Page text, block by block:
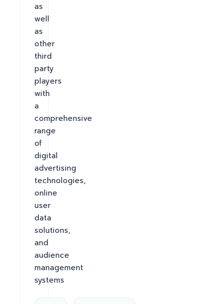
as
well
as
other
third
party
players
with
a
comprehensive
range
of
digital
advertising
technologies,
online
user
data
solutions,
and
audience
management
systems